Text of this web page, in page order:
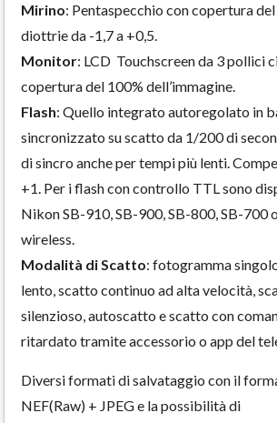
Mirino: Pentaspecchio con copertura
diottrie da -1,7 a +0,5.
Monitor: LCD Touchscreen da 3 pollici
copertura del 100% dell’immagine.
Flash: Quello integrato autoregolato in
sincronizzato su scatto da 1/200 di
di sincro anche per tempi più lenti.
+1. Per i flash con controllo TTL sono
Nikon SB-910, SB-900, SB-800, SB-700
wireless.
Modalità di Scatto: fotogramma
lento, scatto continuo ad alta velocità,
silenzioso, autoscatto e scatto con
ritardato tramite accessorio o app del
Diversi formati di salvataggio con il
NEF(Raw) + JPEG e la possibilità di